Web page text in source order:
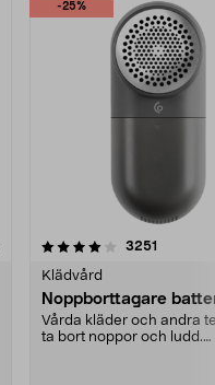
-25%
3251
Klädvård
Noppborttagare
Vårda kläder och andra
ta bort noppor och ludd.
4.5av 5 stjärnor